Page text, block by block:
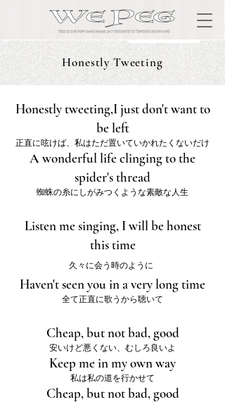
Honestly Tweeting
Honestly tweeting,I just don't want to
be left
正直に呟けば、私はただ置いていかれたくないだけ
A wonderful life clinging to the
spider's thread
蜘蛛の糸にしがみつくような素敵な人生
Listen me singing, I will be honest
this time
久々に会う時のように
Haven't seen you in a very long time
全て正直に歌うから聴いて
Cheap, but not bad, good
安いけど悪くない、むしろ良いよ
Keep me in my own way
私は私の道を行かせて
Cheap, but not bad, good